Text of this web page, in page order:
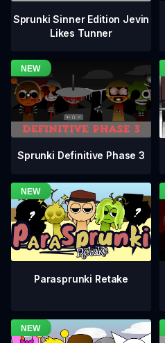
Sprunki Sinner Edition Jevin
Likes Tunner
Sprunki Definitive Phase 3
Parasprunki Retake